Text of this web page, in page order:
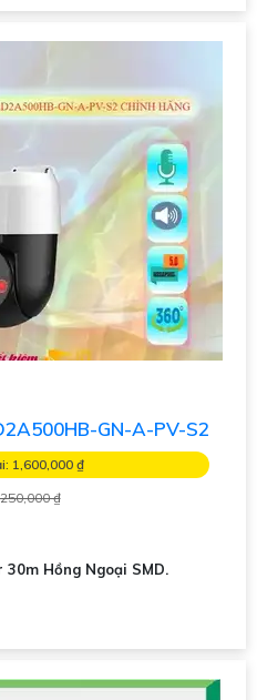
GN-A-PV-S2
1,600,000 ₫
₫
30m Hồng Ngoại SMD.